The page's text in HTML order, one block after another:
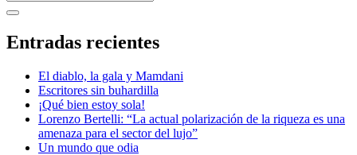
Barra
lateral
abrir
lateral
Entradas recientes
El diablo, la gala y Mamdani
Escritores sin buhardilla
¡Qué bien estoy sola!
Lorenzo Bertelli: “La actual polarización de la riqueza es una
amenaza para el sector del lujo”
Un mundo que odia